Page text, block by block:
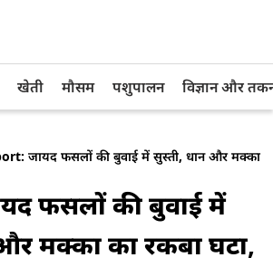
खेती मौसम पशुपालन विज्ञान और
जायद फसलों की बुवाई में सुस्ती, धान और मक्का
फसलों की बुवाई में
मक्का का रकबा घटा,